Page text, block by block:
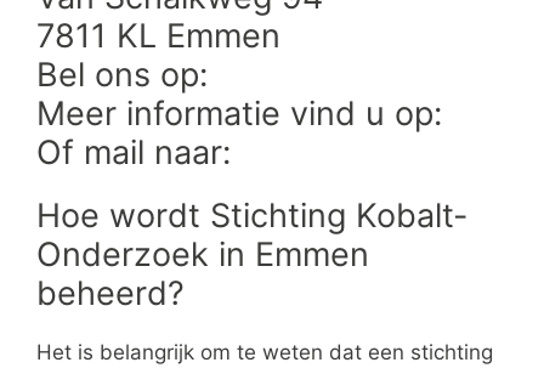
7811 KL Emmen
Bel ons op:
Meer informatie vind u op:
Of mail naar:
Hoe wordt Stichting Kobalt-
Onderzoek in Emmen
beheerd?
Het is belangrijk om te weten dat een stichting